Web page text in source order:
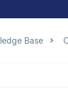
Base